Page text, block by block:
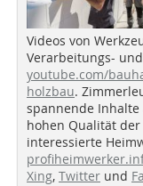
Videos von
Verarbeitungs-
youtube.com/
holzbau.
spannende
hohen Qualität
interessierte
Xing, Twitter und